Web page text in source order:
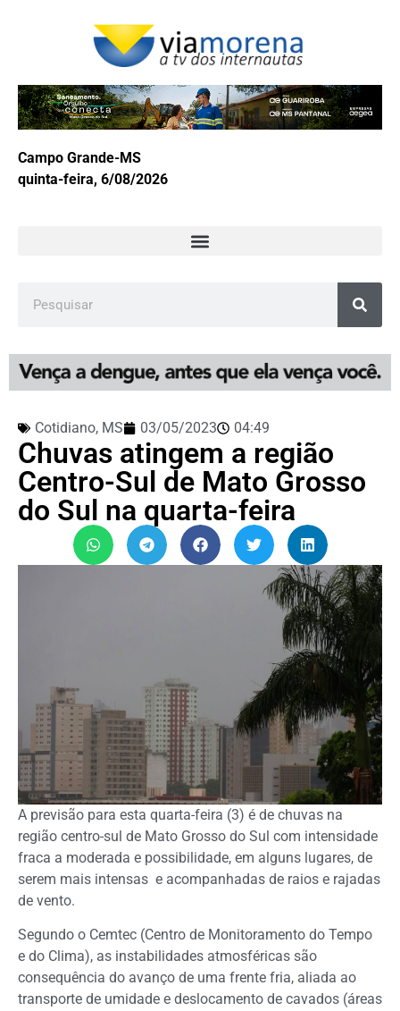
Campo Grande-MS
quinta-feira, 6/08/2026
Cotidiano, MS 03/05/2023 04:49
Chuvas atingem a região
Centro-Sul de Mato Grosso
do Sul na quarta-feira
A previsão para esta quarta-feira (3) é de chuvas na
região centro-sul de Mato Grosso do Sul com intensidade
fraca a moderada e possibilidade, em alguns lugares, de
serem mais intensas e acompanhadas de raios e rajadas
de vento.
Segundo o Cemtec (Centro de Monitoramento do Tempo
e do Clima), as instabilidades atmosféricas são
consequência do avanço de uma frente fria, aliada ao
transporte de umidade e deslocamento de cavados (áreas